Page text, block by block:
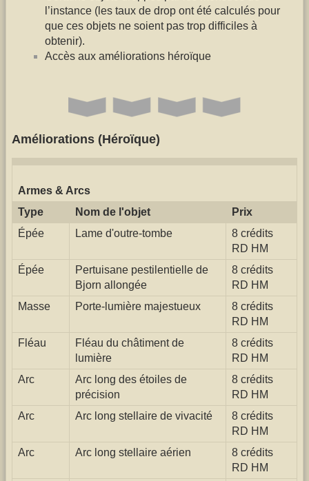
l’instance (les taux de drop ont été calculés pour
que ces objets ne soient pas trop difficiles à
obtenir).
Accès aux améliorations héroïque
Améliorations (Héroïque)
Armes & Arcs
Type
Nom de l'objet
Prix
Épée
Lame d'outre-tombe
8 crédits
RD HM
Épée
Pertuisane pestilentielle de
Bjorn allongée
8 crédits
RD HM
Masse
Porte-lumière majestueux
8 crédits
RD HM
Fléau
Fléau du châtiment de
lumière
8 crédits
RD HM
Arc
Arc long des étoiles de
précision
8 crédits
RD HM
Arc
Arc long stellaire de vivacité
8 crédits
RD HM
Arc
Arc long stellaire aérien
8 crédits
RD HM